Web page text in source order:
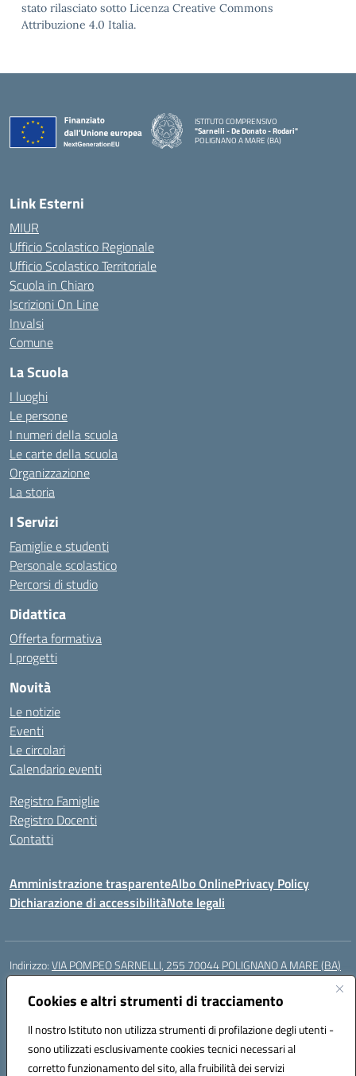
Cookies e altri strumenti di tracciamento
Il nostro Istituto non utilizza strumenti di profilazione degli utenti -
sono utilizzati esclusivamente cookies tecnici necessari al
corretto funzionamento del sito, alla fruibilità dei servizi
stato rilasciato sotto Licenza Creative Commons
Attribuzione 4.0 Italia.
ISTITUTO COMPRENSIVO
"Sarnelli - De Donato - Rodari"
POLIGNANO A MARE (BA)
Link Esterni
MIUR
Ufficio Scolastico Regionale
Ufficio Scolastico Territoriale
Scuola in Chiaro
Iscrizioni On Line
Invalsi
Comune
La Scuola
I luoghi
Le persone
I numeri della scuola
Le carte della scuola
Organizzazione
La storia
I Servizi
Famiglie e studenti
Personale scolastico
Percorsi di studio
Didattica
Offerta formativa
I progetti
Novità
Le notizie
Eventi
Le circolari
Calendario eventi
Registro Famiglie
Registro Docenti
Contatti
Amministrazione trasparenteAlbo OnlinePrivacy Policy
Dichiarazione di accessibilitàNote legali
Indirizzo:VIA POMPEO SARNELLI, 255 70044 POLIGNANO A MARE (BA)
Centralino:
Posta elettronica certificata (PEC):BAIC87200N@pec.istruzione.it
Codice fiscale: 93423350722
Codice meccanografico:BAIC87200N
Codice Indice delle Pubbliche Amministrazioni (IPA): istsc_BAIC87200N